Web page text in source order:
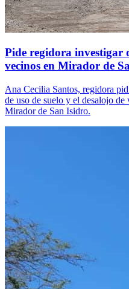
Pide regidora investigar
vecinos en Mirador de
Ana Cecilia Santos, regidora
de uso de suelo y el desalojo
Mirador de San Isidro.